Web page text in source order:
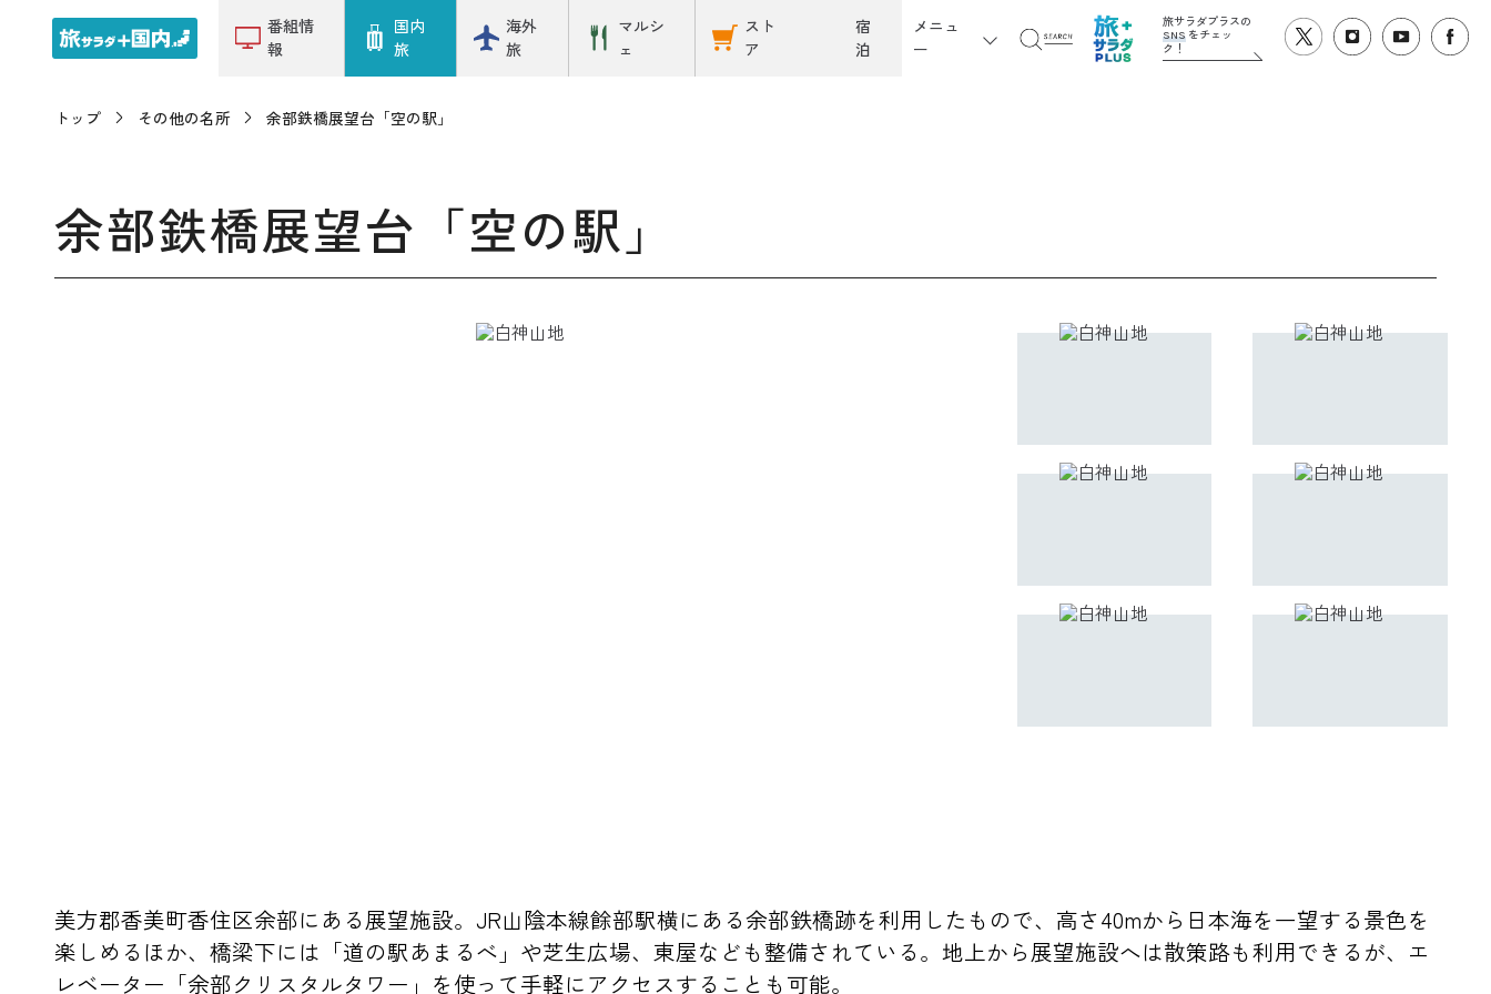
番組情
報
国内
旅
海外
旅
マルシ
ェ
スト
ア
宿
泊
メニュ
ー
旅サラダプラスの
SNSをチェッ
ク！
トップ その他の名所 余部鉄橋展望台「空の駅」
余部鉄橋展望台「空の駅」
美方郡香美町香住区余部にある展望施設。JR山陰本線餘部駅横にある余部鉄橋跡を利用したもので、高さ40mから日本海を一望する景色を
楽しめるほか、橋梁下には「道の駅あまるべ」や芝生広場、東屋なども整備されている。地上から展望施設へは散策路も利用できるが、エ
レベーター「余部クリスタルタワー」を使って手軽にアクセスすることも可能。